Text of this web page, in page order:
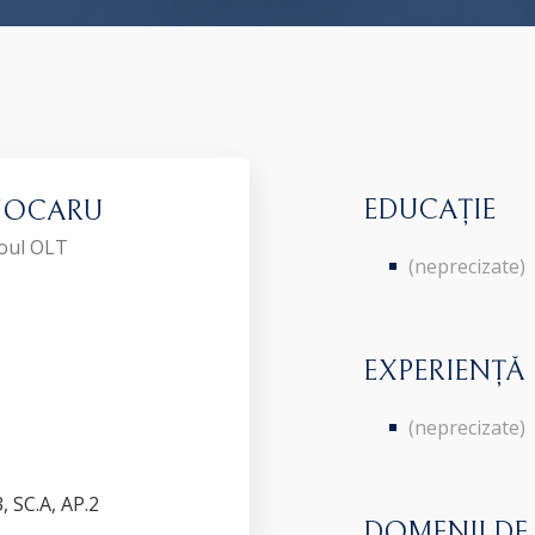
OLT
SC.A, AP.2
EDUCAȚIE
(neprecizate)
(neprecizate)